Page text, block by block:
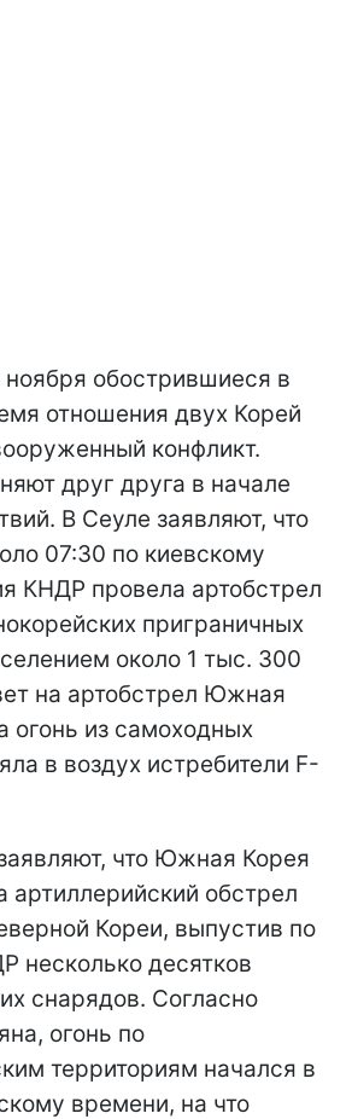
обострившиеся в
отношения двух Корей
конфликт.
друг друга в начале
В Сеуле заявляют, что
07:30 по киевскому
КНДР провела артобстрел
приграничных
около 1 тыс. 300
на артобстрел Южная
огонь из самоходных
в воздух истребители F-
что Южная Корея
артиллерийский обстрел
Кореи, выпустив по
несколько десятков
снарядов. Согласно
огонь по
территориям начался в
времени, на что